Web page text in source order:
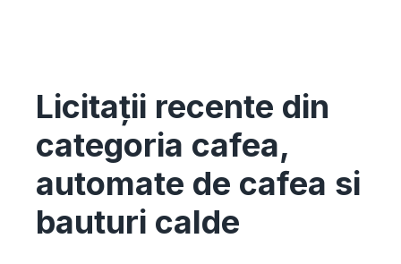
Licitații recente din
categoria cafea,
automate de cafea si
bauturi calde